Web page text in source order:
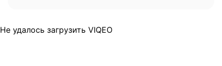
Не удалось загрузить VIQEO